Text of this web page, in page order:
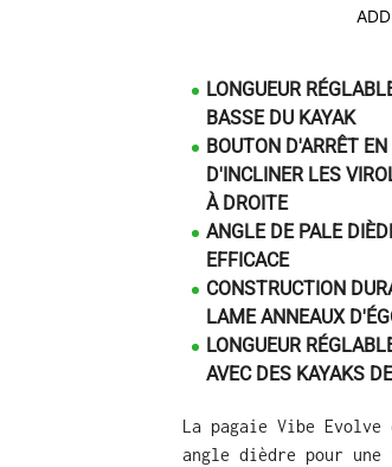
LONGUEUR
BASSE DU KAYAK
BOUTON D'ARRÊT
D'INCLINER LES
À DROITE
ANGLE DE PALE
EFFICACE
CONSTRUCTION
LAME ANNEAUX
LONGUEUR
AVEC DES KAYAKS
La pagaie Vibe
angle dièdre pour